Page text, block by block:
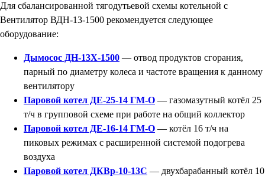
Для сбалансированной тягодутьевой схемы котельной с
Вентилятор ВДН-13-1500 рекомендуется следующее
оборудование:
Дымосос ДН-13Х-1500 — отвод продуктов сгорания,
парный по диаметру колеса и частоте вращения к данному
вентилятору
Паровой котел ДЕ-25-14 ГМ-О — газомазутный котёл 25
т/ч в групповой схеме при работе на общий коллектор
Паровой котел ДЕ-16-14 ГМ-О — котёл 16 т/ч на
пиковых режимах с расширенной системой подогрева
воздуха
Паровой котел ДКВр-10-13С — двухбарабанный котёл 10